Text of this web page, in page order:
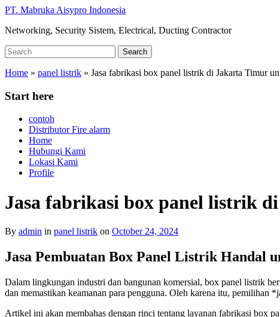
Skip
main
PT. Mabruka Aisypro Indonesia
Networking, Security Sistem, Electrical, Ducting Contractor
Search
for:
Search
Home » panel listrik » Jasa fabrikasi box panel listrik di Jakarta Timur
Start here
contoh
Distributor Fire alarm
Home
Hubungi Kami
Lokasi Kami
Profile
Jasa fabrikasi box panel listrik
By admin in panel listrik on October 24, 2024
Jasa Pembuatan Box Panel Listrik Handal
Dalam lingkungan industri dan bangunan komersial, box panel listrik
dan memastikan keamanan para pengguna. Oleh karena itu, pemilihan
Artikel ini akan membahas dengan rinci tentang layanan fabrikasi box